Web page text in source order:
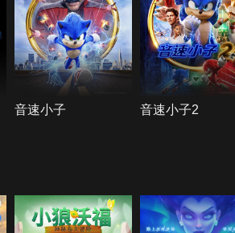
音速小子 音速小子2